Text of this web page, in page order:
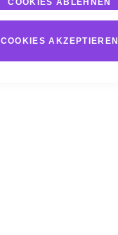
COOKIES ABLEHNEN
COOKIES AKZEPTIEREN